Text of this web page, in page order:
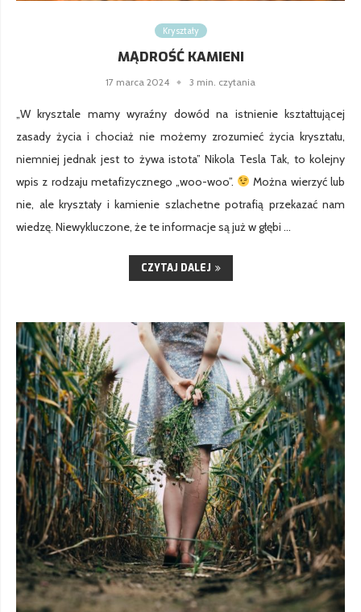
Kryształy
MĄDROŚĆ KAMIENI
17 marca 2024 3 min. czytania
„W krysztale mamy wyraźny dowód na istnienie kształtującej
zasady życia i chociaż nie możemy zrozumieć życia kryształu,
niemniej jednak jest to żywa istota” Nikola Tesla Tak, to kolejny
wpis z rodzaju metafizycznego „woo-woo”.
Można wierzyć lub
nie, ale kryształy i kamienie szlachetne potrafią przekazać nam
wiedzę. Niewykluczone, że te informacje są już w głębi …
CZYTAJ DALEJ